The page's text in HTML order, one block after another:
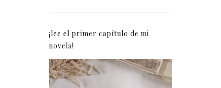
¡lee el primer capítulo de mi
novela!